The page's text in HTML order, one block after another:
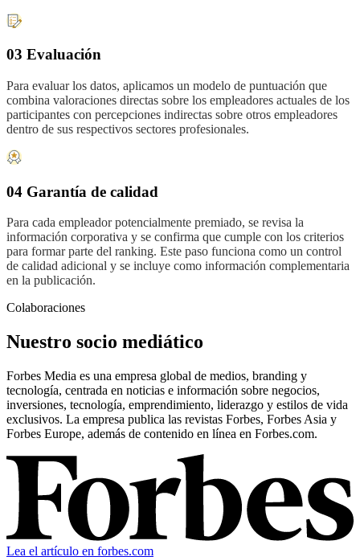
03 Evaluación
Para evaluar los datos, aplicamos un modelo de puntuación que
combina valoraciones directas sobre los empleadores actuales de los
participantes con percepciones indirectas sobre otros empleadores
dentro de sus respectivos sectores profesionales.
04 Garantía de calidad
Para cada empleador potencialmente premiado, se revisa la
información corporativa y se confirma que cumple con los criterios
para formar parte del ranking. Este paso funciona como un control
de calidad adicional y se incluye como información complementaria
en la publicación.
Colaboraciones
Nuestro socio mediático
Forbes Media es una empresa global de medios, branding y
tecnología, centrada en noticias e información sobre negocios,
inversiones, tecnología, emprendimiento, liderazgo y estilos de vida
exclusivos. La empresa publica las revistas Forbes, Forbes Asia y
Forbes Europe, además de contenido en línea en Forbes.com.
Lea el artículo en forbes.com